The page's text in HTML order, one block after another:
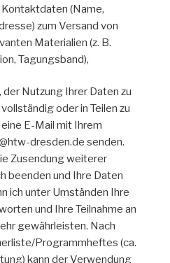
(Name,
zum Versand von
Materialien (z. B.
Tagungsband),
Nutzung Ihrer Daten zu
oder in Teilen zu
E-Mail mit Ihrem
dresden.de senden.
Zusendung weiterer
beenden und Ihre Daten
ich unter Umständen Ihre
und Ihre Teilnahme an
gewährleisten. Nach
Programmheftes (ca.
kann der Verwendung